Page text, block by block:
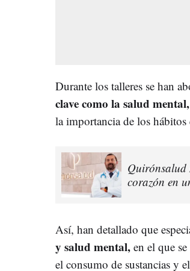
Durante los talleres se han
clave como la salud mental,
la importancia de los hábitos
Quirónsalud
corazón en
Así, han detallado que
y salud mental, en el que
el consumo de sustancias y